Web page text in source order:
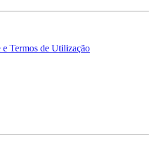
Termos de Utilização